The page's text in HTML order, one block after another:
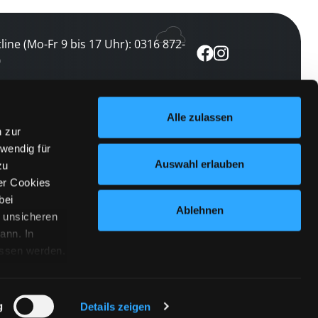
zur
für
Cookies
unsicheren
In
werden.
Details zeigen
Alle zulassen
Auswahl erlauben
Ablehnen
(Mo-Fr 9 bis 17 Uhr): 0316 872-
abonnieren
keine Veranstaltung verpassen
abonnieren